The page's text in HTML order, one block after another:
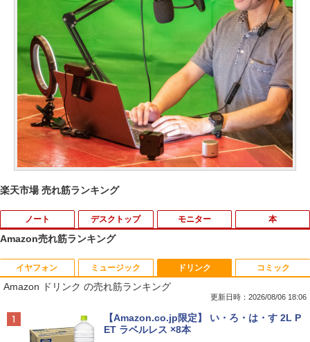
楽天市場 売れ筋ランキング
ノート
1
【期間限定破格金額！】新生活 新古品 W
in11搭載 パソコンノートパソコンoffice
付き 初心者向けノートPC 初期設定済 1
5.6型 インテル高速CPU ランダムで発送
メモリ4GB～ 高速SSD1TB 最大 フルHD
Webカメラ zoom 軽量薄型 無線 型番更
デスクトップ
1
【おまかせPC】 デスクトップパソコン
Win11搭載 省スペース型 第8世代Core i5
/ 8GB以上 / SSD/HDDストレージ選択式
有名メーカー（DELL HP 富士通 NEC レ
ノボ）からご提供 中古 省スペースデスク
トップ Windows11 Office付き 設定済み
モニター
1
mini HDMI - HDMIオスメス HDMI - mini
HDMIオスメス変換アダプタ1080pサポー
￥498
本
1
片田舎のおっさん、剣聖になる 11 〜
ただの田舎の剣術師範だったのに、大成
した弟子たちが俺を放ってくれない件〜
【電子書籍】[ 佐賀崎しげる ]
￥1,430
Amazon売れ筋ランキング
イヤフォン
Anker Soundcore P40i オフホワイト
ミュージック
BRUCE WAYNE feat. Flo Milli, ATL Jacob
[Explicit]
ドリンク
Amazon ドリンク の売れ筋ランキング
更新日時：2026/08/06 18:06
【Amazon.co.jp限定】 い・ろ・は・す 2L P
ET ラベルレス ×8本
コミック